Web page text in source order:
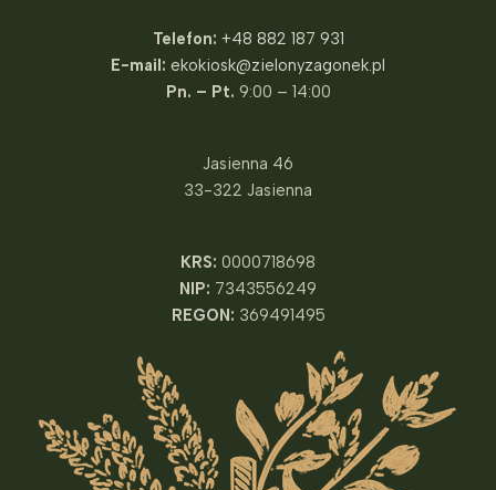
Telefon: +48 882 187 931
E-mail: ekokiosk@zielonyzagonek.pl
Pn. – Pt. 9:00 – 14:00
Jasienna 46
33-322 Jasienna
KRS: 0000718698
NIP: 7343556249
REGON: 369491495